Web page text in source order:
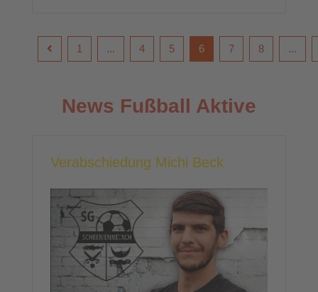
1 ... 4 5 6 7 8 ...
News Fußball Aktive
Verabschiedung Michi Beck